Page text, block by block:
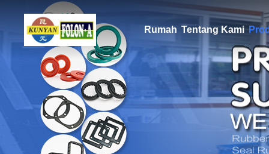
Rumah Tentang Kami